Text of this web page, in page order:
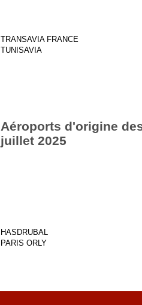
TRANSAVIA FRANCE
TUNISAVIA
Aéroports d'origine
juillet 2025
HASDRUBAL
PARIS ORLY